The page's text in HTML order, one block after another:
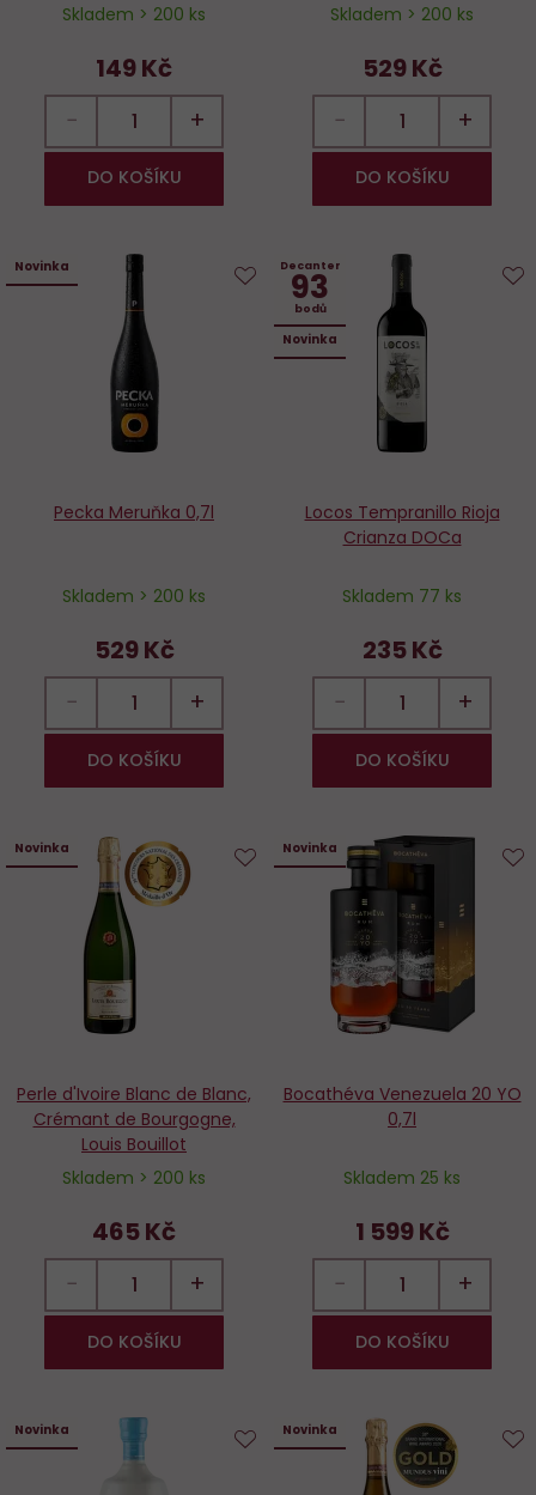
Skladem > 200 ks
149 Kč
− +
DO KOŠÍKU
Skladem > 200 ks
529 Kč
− +
DO KOŠÍKU
Novinka
Pecka Meruňka 0,7l
Skladem > 200 ks
529 Kč
− +
DO KOŠÍKU
oblíbených
Decanter
93
bodů
Novinka
Locos Tempranillo Rioja
Crianza DOCa
Skladem 77 ks
235 Kč
− +
DO KOŠÍKU
Novinka
Perle d'Ivoire Blanc de Blanc,
Crémant de Bourgogne,
Louis Bouillot
Skladem > 200 ks
465 Kč
− +
DO KOŠÍKU
oblíbených
Novinka
Bocathéva Venezuela 20 YO
0,7l
Skladem 25 ks
1 599 Kč
− +
DO KOŠÍKU
Novinka Novinka